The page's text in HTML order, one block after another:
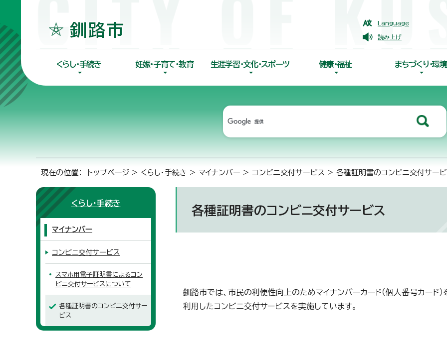
Language
読み上げ
くらし・手続き 妊娠・子育て・教育 生涯学習・文化・スポーツ 健康・福祉 まちづくり・環境
現在の位置： トップページ > くらし・手続き > マイナンバー > コンビニ交付サービス > 各種証明書のコンビニ交付サー
各種証明書のコンビニ交付サービス
釧路市では、市民の利便性向上のためマイナンバーカード（個人番号カード）
利用したコンビニ交付サービスを実施しています。
くらし・手続き
マイナンバー
コンビニ交付サービス
スマホ用電子証明書によるコン
ビニ交付サービスについて
各種証明書のコンビニ交付サー
ビス